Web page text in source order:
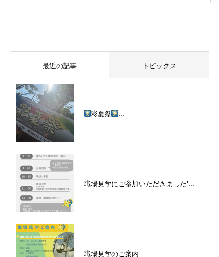
最近の記事 トピックス
彩夏祭 ...
職場見学にご参加いただきました'...
職場見学のご案内